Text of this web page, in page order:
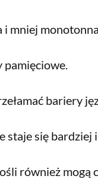
mniej monotonna.
bariery
staje się bardziej
również mogą